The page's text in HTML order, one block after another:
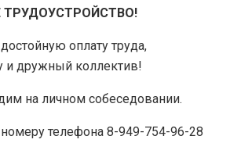
оплату труда,
и дружный коллектив!
на личном собеседовании.
телефона 8-949-754-96-28